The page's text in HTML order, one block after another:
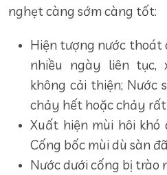
nghẹt càng sớm càng tốt:
Hiện tượng nước thoát
nhiều ngày liên tục,
không cải thiện; Nước
chảy hết hoặc chảy rất
Xuất hiện mùi hôi khó
Cống bốc mùi dù sàn
Nước dưới cống bị trào